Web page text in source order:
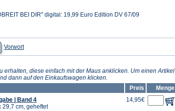
BEI DIR" digital: 19,99 Euro Edition DV 67/09
Vorwortin
einem
Tab)diese einfach mit der Maus anklicken. Um einen Artikel
dann auf den Einkaufswagen klicken.
Preis
Menge
| Band 4
29,7 cm, geheftet
14,95€